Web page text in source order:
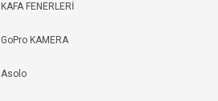
KAFA FENERLERİ
GoPro KAMERA
Asolo